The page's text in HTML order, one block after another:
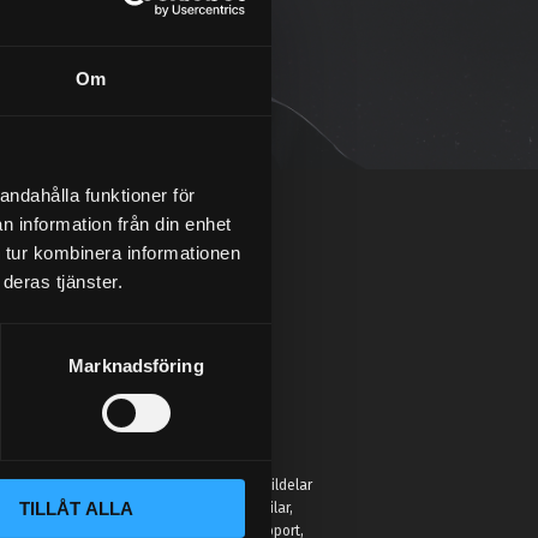
Om
funktioner för
information från din enhet
kombinera informationen
tjänster.
Marknadsföring
TILLÅT ALLA
Street Performance hittar du inte bara bildelar
för att hjälpa entusiaster förbättra sina bilar,
hobbyprojekt. Vi erbjuder kunnig support,